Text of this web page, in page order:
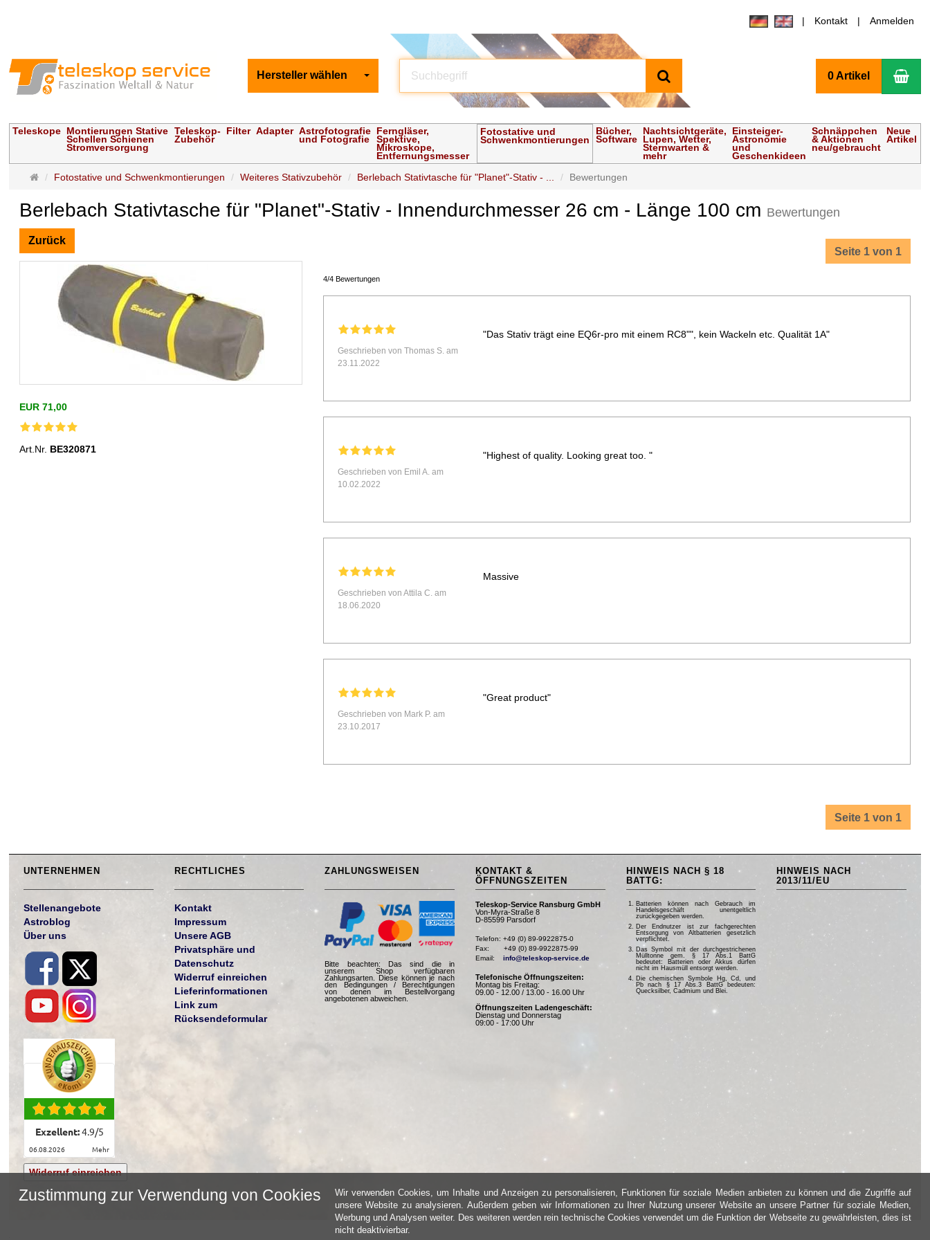
Kontakt Anmelden
Hersteller wählen 0 Artikel
Teleskope Montierungen Stative
Schellen Schienen
Stromversorgung
Teleskop-
Zubehör
Filter Adapter Astrofotografie
und Fotografie
Ferngläser,
Spektive,
Mikroskope,
Entfernungsmesser
Fotostative und
Schwenkmontierungen
Bücher,
Software
Nachtsichtgeräte,
Lupen, Wetter,
Sternwarten &
mehr
Einsteiger-
Astronomie
und
Geschenkideen
Schnäppchen
& Aktionen
neu/gebraucht
Neue
Artikel
Startseite
Fotostative und Schwenkmontierungen Weiteres Stativzubehör Berlebach Stativtasche für "Planet"-Stativ - ... Bewertungen
Berlebach Stativtasche für "Planet"-Stativ - Innendurchmesser 26 cm - Länge 100 cm Bewertungen
Zurück
EUR 71,00
Art.Nr. BE320871
Seite 1 von 1
4/4 Bewertungen
Geschrieben von Thomas S. am
23.11.2022
"Das Stativ trägt eine EQ6r-pro mit einem RC8"", kein Wackeln etc. Qualität 1A"
Geschrieben von Emil A. am
10.02.2022
"Highest of quality. Looking great too. "
Geschrieben von Attila C. am
18.06.2020
Massive
Geschrieben von Mark P. am
23.10.2017
"Great product"
Seite 1 von 1
UNTERNEHMEN
Stellenangebote
Astroblog
Über uns
Exzellent:4.9/5
06.08.2026 mehr
Widerruf einreichen
RECHTLICHES
Kontakt
Impressum
Unsere AGB
Privatsphäre und
Datenschutz
Widerruf einreichen
Lieferinformationen
Link zum
Rücksendeformular
ZAHLUNGSWEISEN
Bitte beachten: Das sind die in
unserem Shop verfügbaren
Zahlungsarten. Diese können je nach
den Bedingungen / Berechtigungen
von denen im Bestellvorgang
angebotenen abweichen.
KONTAKT &
ÖFFNUNGSZEITEN
Teleskop-Service Ransburg GmbH
Von-Myra-Straße 8
D-85599 Parsdorf
Telefon: +49 (0) 89-9922875-0
Fax:       +49 (0) 89-9922875-99
Email: info@teleskop-service.de
Telefonische Öffnungszeiten:
Montag bis Freitag:
09.00 - 12.00 / 13.00 - 16.00 Uhr
Öffnungszeiten Ladengeschäft:
Dienstag und Donnerstag
09:00 - 17:00 Uhr
HINWEIS NACH § 18
BATTG:
Batterien können nach Gebrauch im
Handelsgeschäft unentgeltlich
zurückgegeben werden.
Der Endnutzer ist zur fachgerechten
Entsorgung von Altbatterien gesetzlich
verpflichtet.
Das Symbol mit der durchgestrichenen
Mülltonne gem. § 17 Abs.1 BattG
bedeutet: Batterien oder Akkus dürfen
nicht im Hausmüll entsorgt werden.
Die chemischen Symbole Hg, Cd, und
Pb nach § 17 Abs.3 BattG bedeuten:
Quecksilber, Cadmium und Blei.
HINWEIS NACH
2013/11/EU
Zustimmung zur Verwendung von Cookies
Wir verwenden Cookies, um Inhalte und Anzeigen zu personalisieren, Funktionen für soziale Medien anbieten zu können und die Zugriffe auf
unsere Website zu analysieren. Außerdem geben wir Informationen zu Ihrer Nutzung unserer Website an unsere Partner für soziale Medien,
Werbung und Analysen weiter. Des weiteren werden rein technische Cookies verwendet um die Funktion der Webseite zu gewährleisten, dies ist
nicht deaktivierbar.